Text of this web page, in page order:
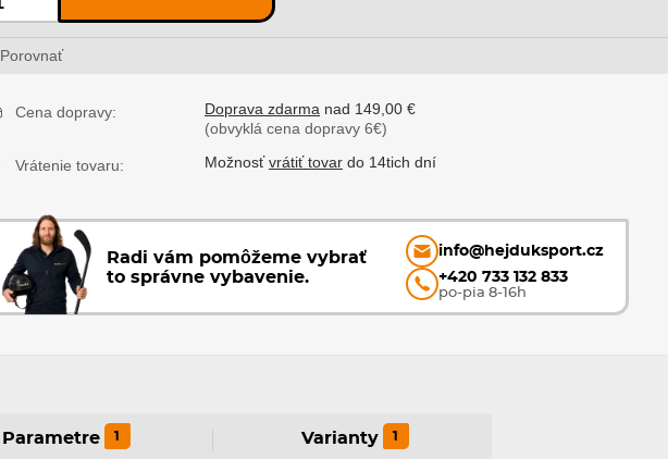
Porovnať
Cena dopravy: Doprava zdarma nad 149,00 €
(obvyklá cena dopravy 6€)
Vrátenie tovaru: Možnosťvrátiť tovar do 14tich dní
Radi vám pomôžeme vybrať
to správne vybavenie.
info@hejduksport.cz
+420 733 132 833
po-pia 8-16h
Parametre 1 Varianty 1